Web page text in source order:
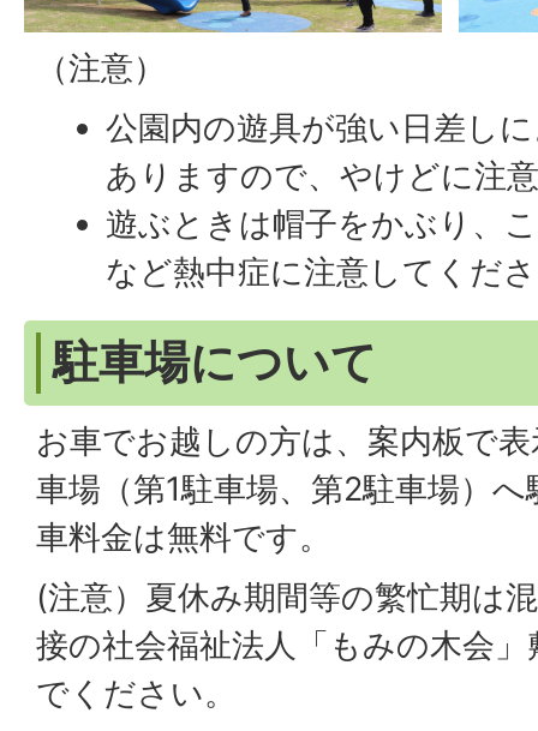
（注意）
公園内の遊具が強い日差し
ありますので、やけどに注
遊ぶときは帽子をかぶり、
など熱中症に注意してくだ
駐車場について
お車でお越しの方は、案内板で
車場（第1駐車場、第2駐車場）
車料金は無料です。
(注意）夏休み期間等の繁忙期は
接の社会福祉法人「もみの木会
でください。